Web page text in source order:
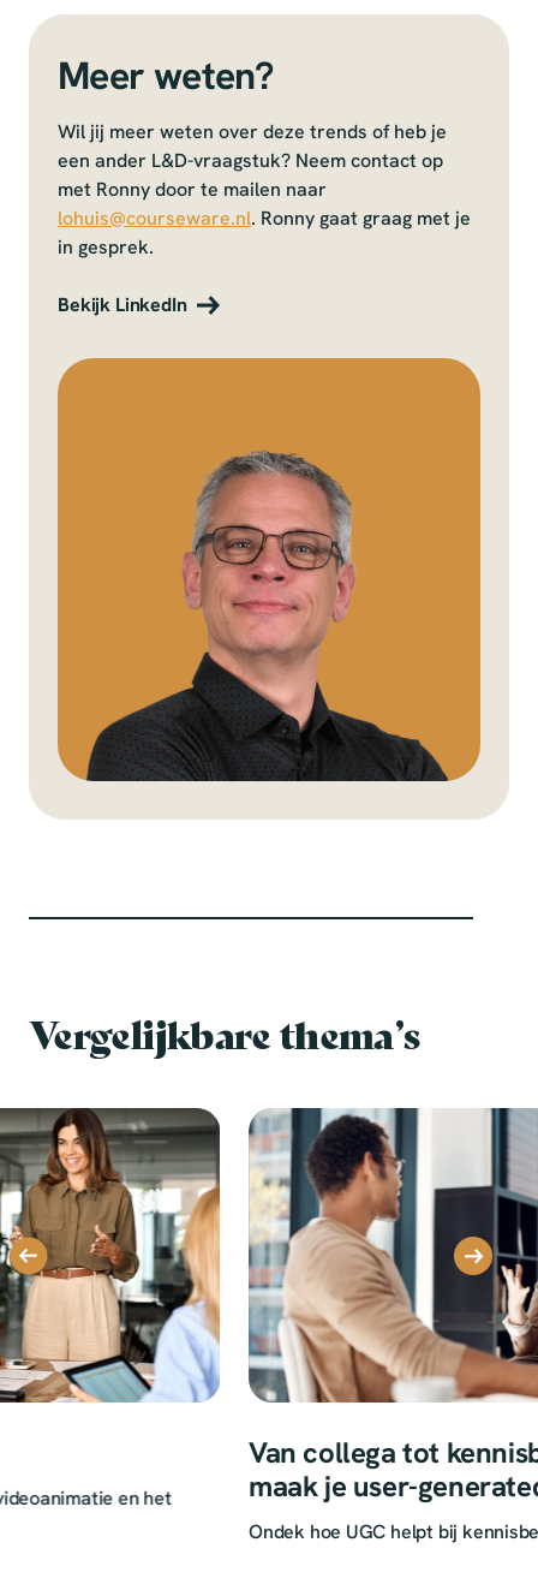
Meer weten?
Wil jij meer weten over deze trends of heb je
een ander L&D-vraagstuk? Neem contact op
met Ronny door te mailen naar
lohuis@courseware.nl. Ronny gaat graag met je
in gesprek.
Bekijk LinkedIn
Vergelijkbare thema’s
Van collega tot kennisbron: zo
maak je user-generated content
Ondek hoe UGC helpt bij kennisbehoud!